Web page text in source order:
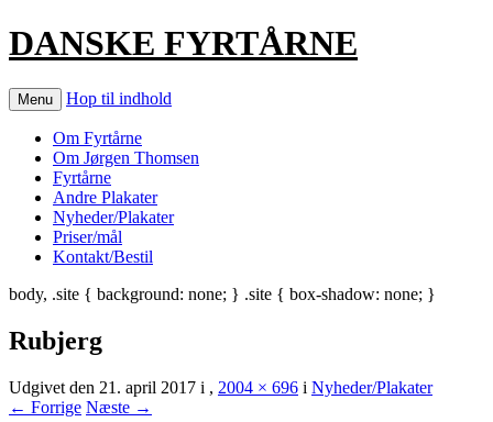
DANSKE FYRTÅRNE
Menu Hop til indhold
Om Fyrtårne
Om Jørgen Thomsen
Fyrtårne
Andre Plakater
Nyheder/Plakater
Priser/mål
Kontakt/Bestil
body, .site { background: none; } .site { box-shadow: none; }
Rubjerg
Udgivet den 21. april 2017 i , 2004 × 696 i Nyheder/Plakater
← Forrige Næste →